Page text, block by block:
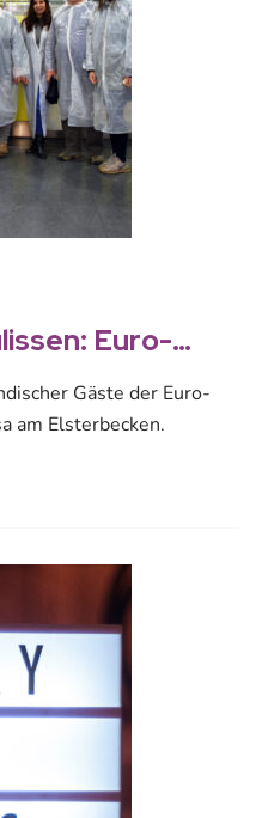
Euro-
Gäste der Euro-
am Elsterbecken.